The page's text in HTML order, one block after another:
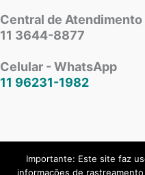
Central de Atendimento
11 3644-8877
Celular - WhatsApp
11 96231-1982
Copyright © 2026 Assistência
Importante: Este site faz
informações de